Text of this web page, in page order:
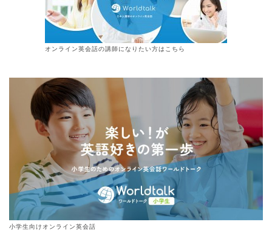
オンライン英会話の講師になりたい方はこちら
小学生向けオンライン英会話